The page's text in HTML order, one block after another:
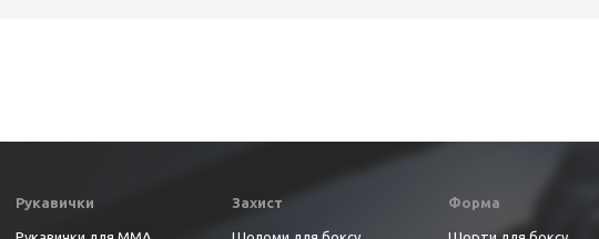
Рукавички Захист Форма